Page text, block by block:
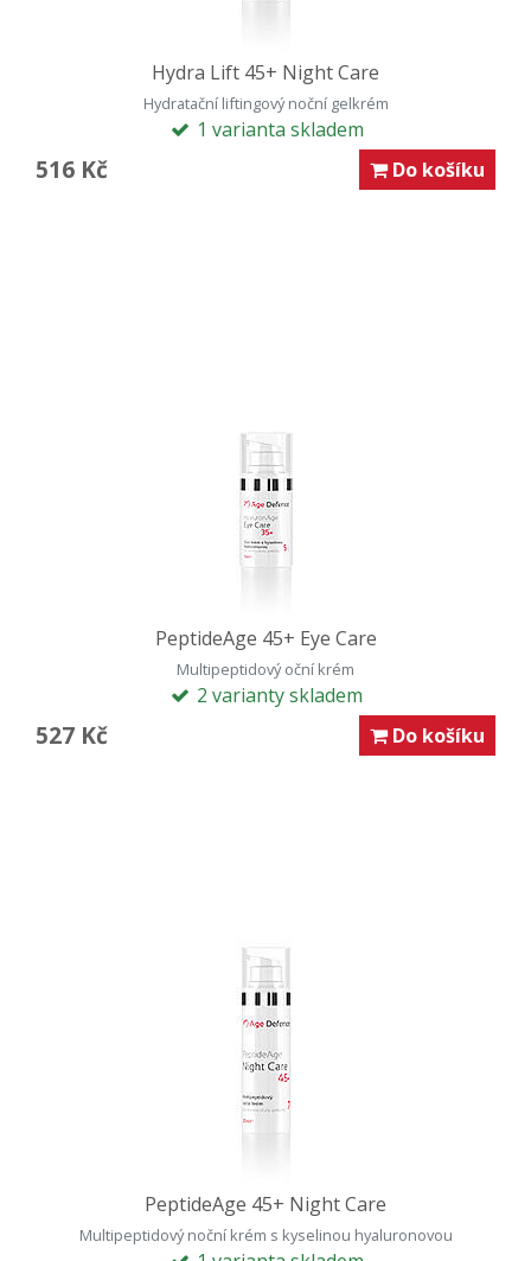
Hydra Lift 45+ Night Care
Hydratační liftingový noční gelkrém
1 varianta skladem
516 Kč Do košíku
PeptideAge 45+ Eye Care
Multipeptidový oční krém
2 varianty skladem
527 Kč Do košíku
PeptideAge 45+ Night Care
Multipeptidový noční krém s kyselinou hyaluronovou